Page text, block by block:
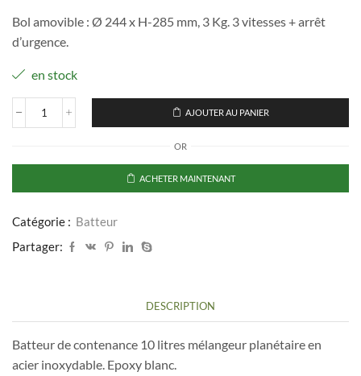
Bol amovible : Ø 244 x H-285 mm, 3 Kg. 3 vitesses + arrêt
d’urgence.
en stock
quantité
mélangeur
cuve
-
-
AJOUTER AU PANIER
OR
ACHETER MAINTENANT
Catégorie : Batteur
Partager:
DESCRIPTION
Batteur de contenance 10 litres mélangeur planétaire en
acier inoxydable. Epoxy blanc.